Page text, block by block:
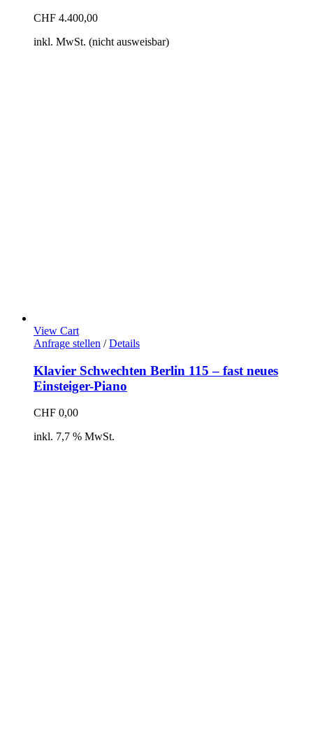
CHF 4.400,00
inkl. MwSt. (nicht ausweisbar)
View Cart
Anfrage stellen / Details
Klavier Schwechten Berlin 115 – fast neues
Einsteiger-Piano
CHF 0,00
inkl. 7,7 % MwSt.